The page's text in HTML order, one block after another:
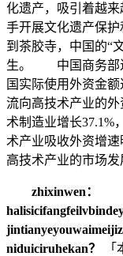
化遗产，吸引着越
手开展文化遗产保
到茶胶寺，中国的“
生。 中国商务部近
国实际使用外资金额
流向高技术产业的
术制造业增长37.1%
术产业吸收外资增
高技术产业的市场发
zhixinwen：
niduiciruhekan？